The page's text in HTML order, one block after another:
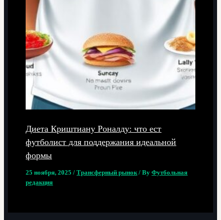
Диета Криштиану Роналду: что ест
футболист для поддержания идеальной
формы
25 ноября, 2025/Трансферный рынок / ByФутбольная
редакция